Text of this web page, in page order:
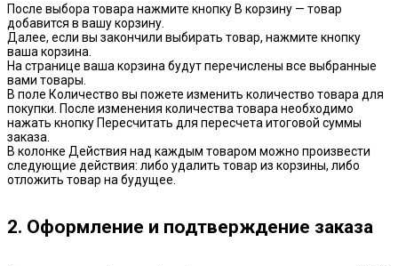
После выбора товара нажмите кнопку В корзину — товар
добавится в вашу корзину.
Далее, если вы закончили выбирать товар, нажмите кнопку
ваша корзина.
На странице ваша корзина будут перечислены все выбранные
вами товары.
В поле Количество вы пожете изменить количество товара для
покупки. После изменения количества товара необходимо
нажать кнопку Пересчитать для пересчета итоговой суммы
заказа.
В колонке Действия над каждым товаром можно произвести
следующие действия: либо удалить товар из корзины, либо
отложить товар на будущее.
2. Оформление и подтверждение заказа